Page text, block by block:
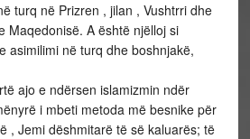
turq në Prizren , jilan , Vushtrri dhe
Maqedonisë. A është njëlloj si
asimilimi në turq dhe boshnjakë,
ajo e ndërsen islamizmin ndër
i mbeti metoda më besnike për
, Jemi dëshmitarë të së kaluarës; të